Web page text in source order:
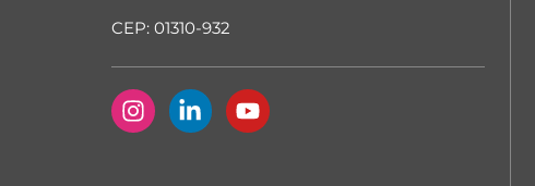
CEP: 01310-932